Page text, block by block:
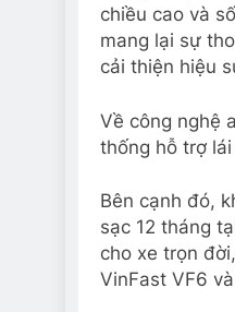
chiều cao và
mang lại sự
cải thiện hiệu
Về công nghệ
thống hỗ trợ
Bên cạnh đó,
sạc 12 tháng
cho xe trọn
VinFast VF6